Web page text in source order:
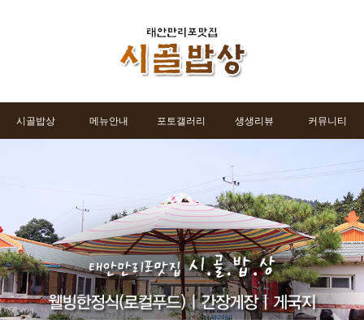
시골밥상 메뉴안내 포토갤러리 생생리뷰 커뮤니티